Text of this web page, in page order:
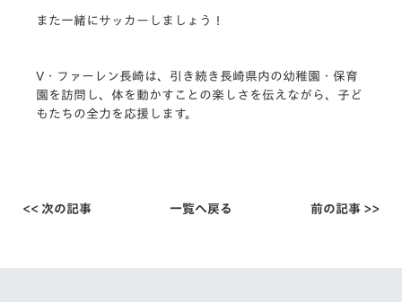
また一緒にサッカーしましょう！
V・ファーレン長崎は、引き続き長崎県内の幼稚園・ 保育
園を訪問し、体を動かすことの楽しさを伝えながら、 子ど
もたちの全力を応援します。
<< 次の記事 一覧へ戻る 前の記事 >>